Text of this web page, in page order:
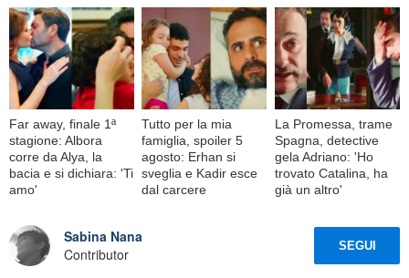
Far away, finale 1ª
stagione: Albora
corre da Alya, la
bacia e si dichiara: 'Ti
amo'
Tutto per la mia
famiglia, spoiler 5
agosto: Erhan si
sveglia e Kadir esce
dal carcere
La Promessa, trame
Spagna, detective
gela Adriano: 'Ho
trovato Catalina, ha
già un altro'
Sabina Nana
Contributor
SEGUI